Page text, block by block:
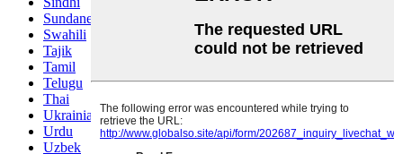
Sundanese
Swahili
Tajik
Tamil
Telugu
Thai
Ukrainian
Urdu
Uzbek